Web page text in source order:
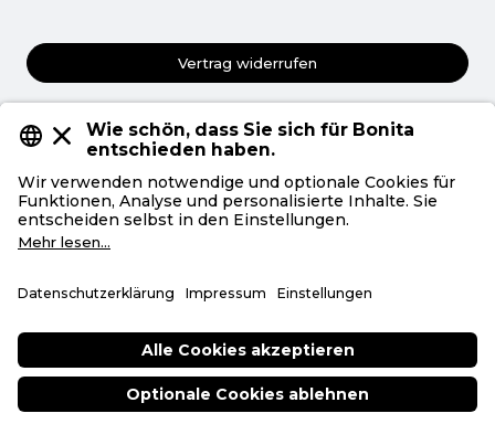
Vertrag widerrufen
AGB
Datenschutz
Privatsphäre
Deutsch